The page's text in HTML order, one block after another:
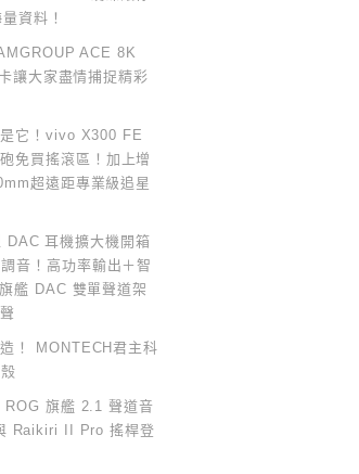
資料！
ACE 8K
讓大家盡情捕捉精彩
它！vivo X300 FE
免買搖滾區！加上增
超遠距專業級追星
耳機擴大機開箱
音！高功率輸出＋智
艦 DAC 雙單聲道架
！ MONTECH君主科
ROG 旗艦 2.1 聲道音
Raikiri II Pro 搖桿登